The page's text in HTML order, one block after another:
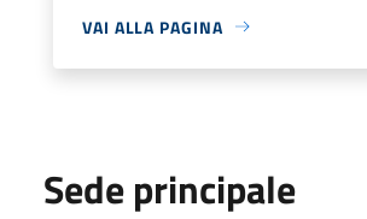
VAI ALLA PAGINA
Sede principale